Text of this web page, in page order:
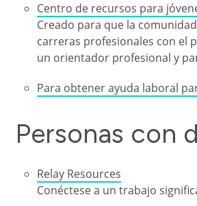
Centro de recursos para
Creado para que la
carreras profesionales con el
un orientador profesional y
Para obtener ayuda laboral
Personas con
Relay Resources
Conéctese a un trabajo